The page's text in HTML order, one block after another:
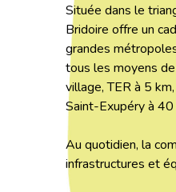
Située dans le
Bridoire offre un
grandes
tous les moyens
village, TER à 5
Saint-Exupéry à 40
Au quotidien, la
infrastructures et